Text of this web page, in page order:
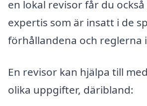
en lokal revisor får du
expertis som är insatt i de
förhållandena och reglerna
En revisor kan hjälpa till
olika uppgifter, däribland: